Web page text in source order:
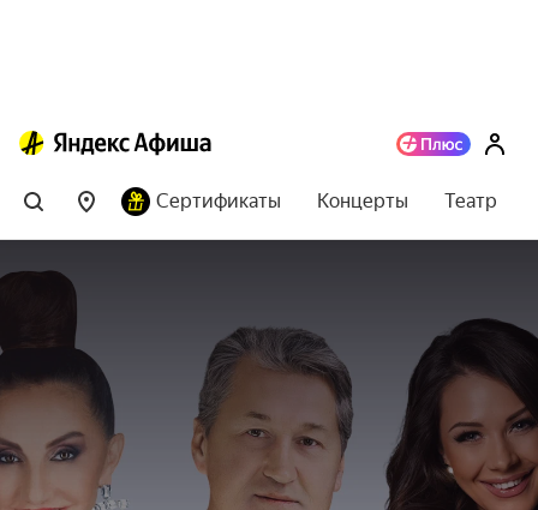
Сертификаты Концерты Театр